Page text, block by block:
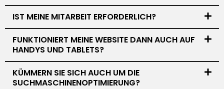
IST MEINE MITARBEIT ERFORDERLICH?
FUNKTIONIERT MEINE WEBSITE DANN AUCH AUF
HANDYS UND TABLETS?
KÜMMERN SIE SICH AUCH UM DIE
SUCHMASCHINENOPTIMIERUNG?